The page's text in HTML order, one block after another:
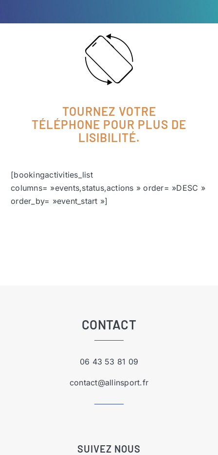
TOURNEZ VOTRE
TÉLÉPHONE POUR PLUS DE
LISIBILITÉ.
[bookingactivities_list
columns= »events,status,actions » order= »DESC »
order_by= »event_start »]
CONTACT
06 43 53 81 09
contact@allinsport.fr
SUIVEZ NOUS